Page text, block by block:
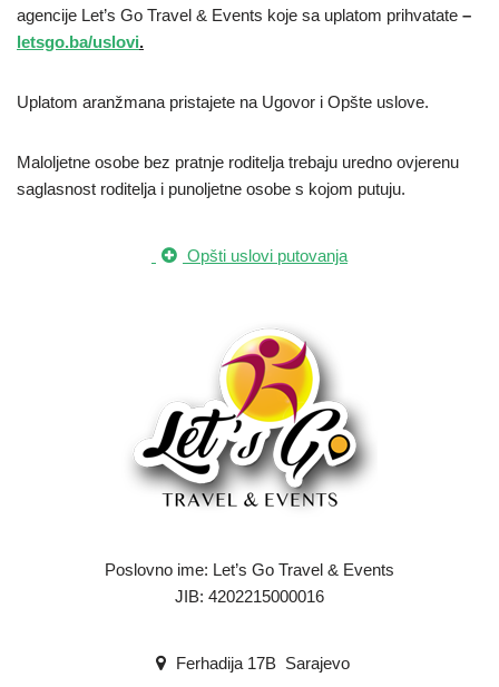
agencije Let’s Go Travel & Events koje sa uplatom prihvatate –
letsgo.ba/uslovi.
Uplatom aranžmana pristajete na Ugovor i Opšte uslove.
Maloljetne osobe bez pratnje roditelja trebaju uredno ovjerenu
saglasnost roditelja i punoljetne osobe s kojom putuju.
Opšti uslovi putovanja
Poslovno ime: Let’s Go Travel & Events
JIB: 4202215000016
Ferhadija 17B Sarajevo